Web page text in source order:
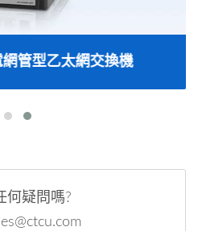
管型乙太網交換機
何疑問嗎?